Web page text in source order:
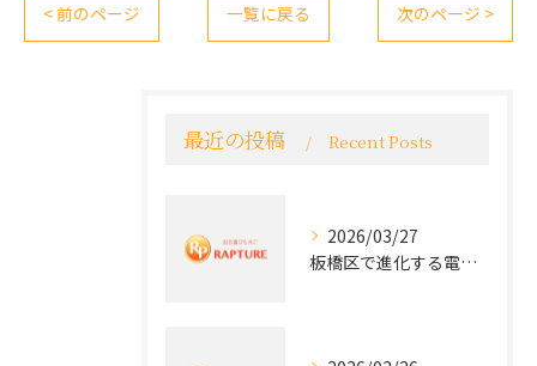
< 前のページ 一覧に戻る 次のページ >
最近の投稿 Recent Posts
2026/03/27
板橋区で進化する電気工事と最新コンセント交換技術